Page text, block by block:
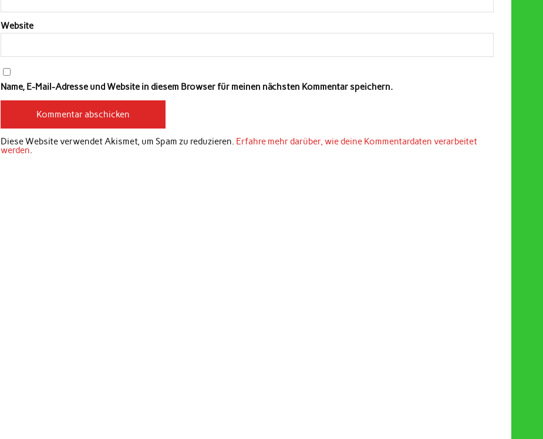
Website
Name, E-Mail-Adresse und Website in diesem Browser für meinen nächsten Kommentar speichern.
Diese Website verwendet Akismet, um Spam zu reduzieren. Erfahre mehr darüber, wie deine Kommentardaten verarbeitet
werden.